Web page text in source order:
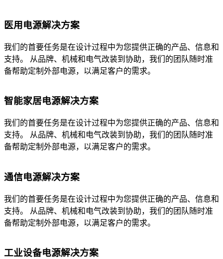
医用电源解决方案
我们的首要任务是在设计过程中为您提供正确的产品、信息和
支持。 从品牌、机械和电气改装到协助，我们的团队随时准
备帮助定制外部电源，以满足客户的需求。
智能家居电源解决方案
我们的首要任务是在设计过程中为您提供正确的产品、信息和
支持。 从品牌、机械和电气改装到协助，我们的团队随时准
备帮助定制外部电源，以满足客户的需求。
通信电源解决方案
我们的首要任务是在设计过程中为您提供正确的产品、信息和
支持。 从品牌、机械和电气改装到协助，我们的团队随时准
备帮助定制外部电源，以满足客户的需求。
工业设备电源解决方案